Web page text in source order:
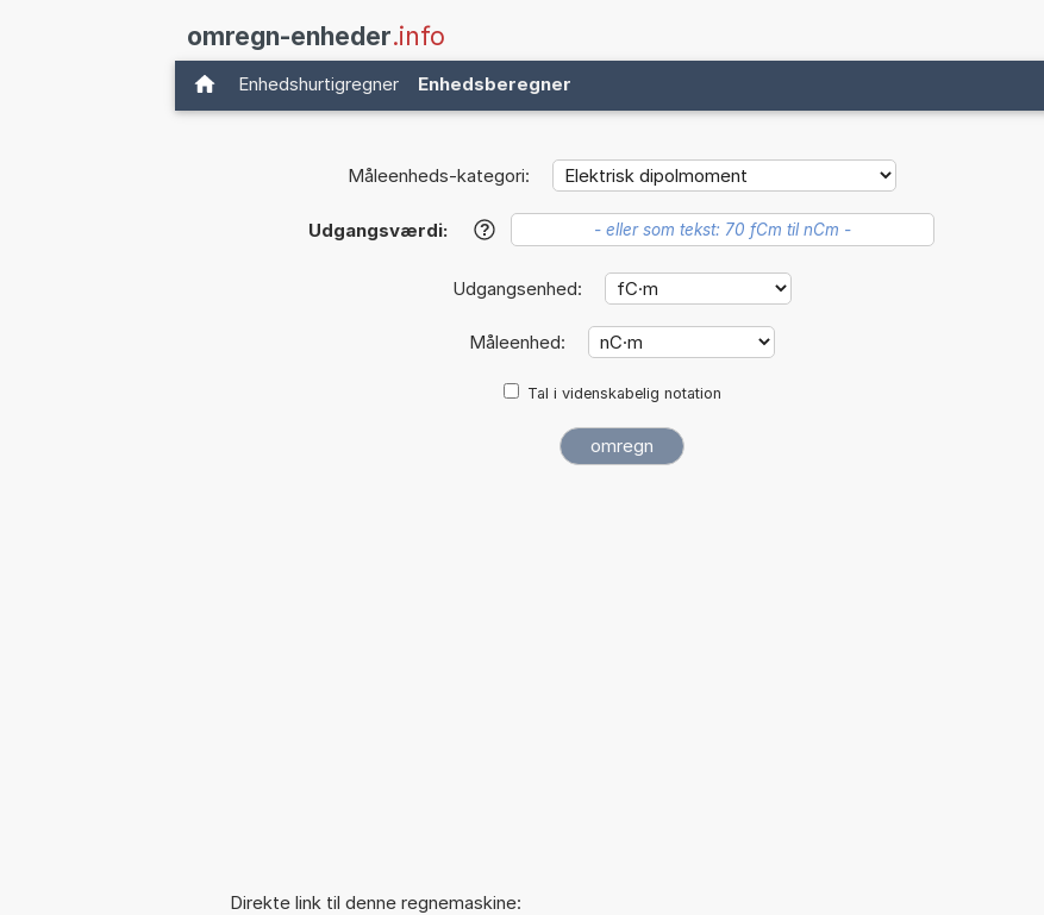
omregn-enheder.info
Enhedshurtigregner Enhedsberegner
Måleenheds-kategori:
Udgangsværdi: ?
Udgangsenhed:
Måleenhed:
Tal i videnskabelig notation
Direkte link til denne regnemaskine: